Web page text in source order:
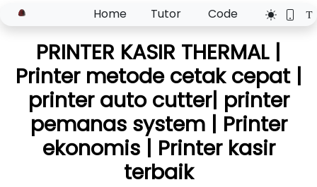
Home Tutor Code
PRINTER KASIR THERMAL |
Printer metode cetak cepat |
printer auto cutter| printer
pemanas system | Printer
ekonomis | Printer kasir
terbaik